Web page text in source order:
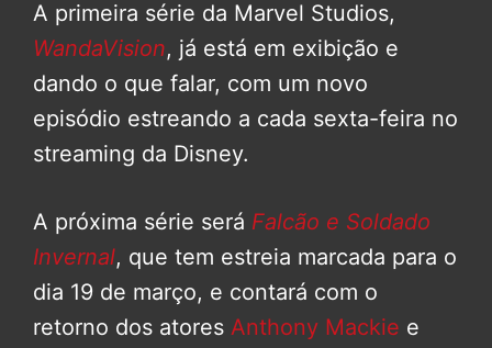
A primeira série da Marvel Studios,
WandaVision, já está em exibição e
dando o que falar, com um novo
episódio estreando a cada sexta-feira no
streaming da Disney.
A próxima série será Falcão e Soldado
Invernal, que tem estreia marcada para o
dia 19 de março, e contará com o
retorno dos atores Anthony Mackie e